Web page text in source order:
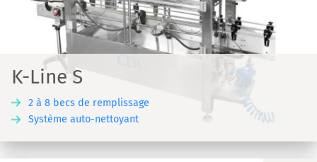
K-Line S
2 à 8 becs de remplissage
Système auto-nettoyant